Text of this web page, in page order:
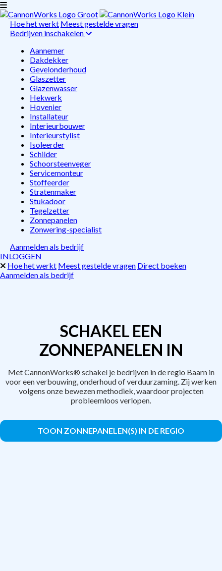
Hoe het werkt Meest gestelde vragen
Bedrijven inschakelen
Aannemer
Dakdekker
Gevelonderhoud
Glaszetter
Glazenwasser
Hekwerk
Hovenier
Installateur
Interieurbouwer
Interieurstylist
Isoleerder
Schilder
Schoorsteenveger
Servicemonteur
Stoffeerder
Stratenmaker
Stukadoor
Tegelzetter
Zonnepanelen
Zonwering-specialist
Aanmelden als bedrijf
INLOGGEN
Hoe het werkt Meest gestelde vragen Direct boeken
Aanmelden als bedrijf
SCHAKEL EEN
ZONNEPANELEN IN
Met CannonWorks® schakel je bedrijven in de regio Baarn in
voor een verbouwing, onderhoud of verduurzaming. Zij werken
volgens onze bewezen methodiek, waardoor projecten
probleemloos verlopen.
TOON ZONNEPANELEN(S) IN DE REGIO